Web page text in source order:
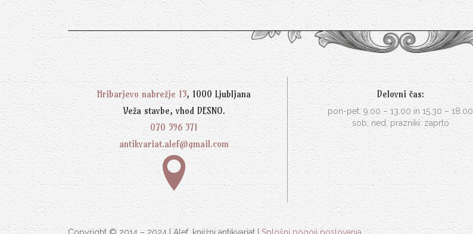
Hribarjevo nabrežje 13, 1000 Ljubljana
Veža stavbe, vhod DESNO.
070 396 371
antikvariat.alef@gmail.com
Delovni čas:
pon-pet: 9.00 – 13.00 in 15.30 – 18.00
sob, ned, prazniki: zaprto